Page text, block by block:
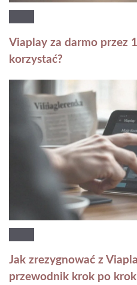
Viaplay za darmo przez
korzystać?
Jak zrezygnować z
przewodnik krok po